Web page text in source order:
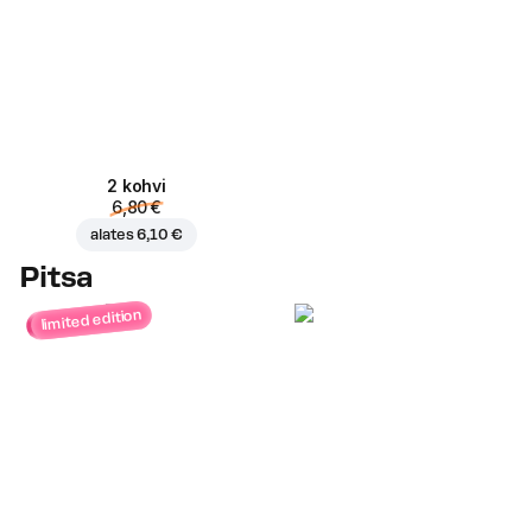
2 kohvi
6,80 €
alates6,10 €
Pitsa
limited edition